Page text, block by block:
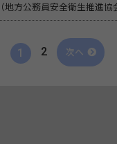
（地方公務員安全衛生推進協
1 2 次へ